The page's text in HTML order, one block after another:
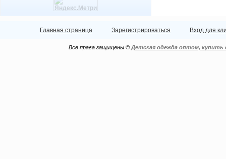
Главная страница Зарегистрироваться Вход для
Все права защищены © Детская одежда оптом,